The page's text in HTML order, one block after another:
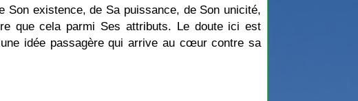
existence, de Sa puissance, de Son unicité,
que cela parmi Ses attributs. Le doute ici est
idée passagère qui arrive au cœur contre sa